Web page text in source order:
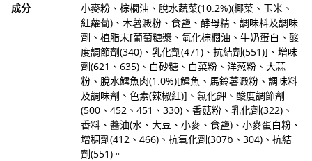
成分
小麥粉、棕櫚油、脫水蔬菜(10.2%)(椰菜、玉米、
紅蘿蔔)、木薯澱粉、食鹽、酵母精、調味料及調味
劑、植脂末[葡萄糖漿、氫化棕櫚油、牛奶蛋白、酸
度調節劑(340)、乳化劑(471)、抗結劑(551)]、增味
劑(621、635)、白砂糖、白菜粉、洋葱粉、大蒜
粉、脫水鱈魚肉(1.0%)[鱈魚、馬鈴薯澱粉、調味料
及調味劑、色素(辣椒紅)]、氯化鉀、酸度調節劑
(500、452、451、330)、香菇粉、乳化劑(322)、
香料、醬油(水、大豆、小麥、食鹽)、小麥蛋白粉、
增稠劑(412、466)、抗氧化劑(307b、304)、抗結
劑(551)。